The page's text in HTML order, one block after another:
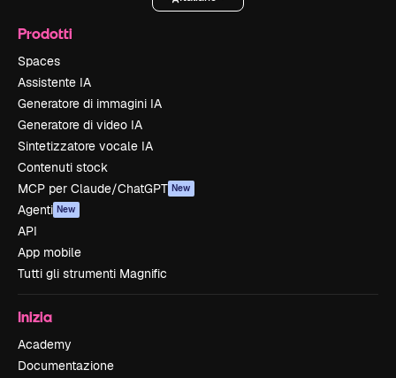
Prodotti
Spaces
Assistente IA
Generatore di immagini IA
Generatore di video IA
Sintetizzatore vocale IA
Contenuti stock
MCP per Claude/ChatGPT New
Agenti New
API
App mobile
Tutti gli strumenti Magnific
Inizia
Academy
Documentazione